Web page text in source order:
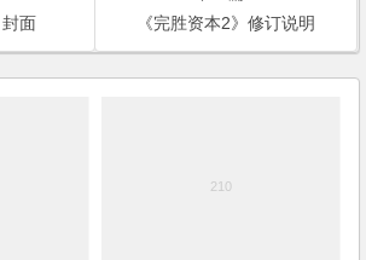
封面
《完胜资本2》修订说明